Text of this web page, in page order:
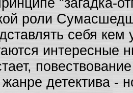
"загадка-
роли
себя
интересные
жанре детектива -